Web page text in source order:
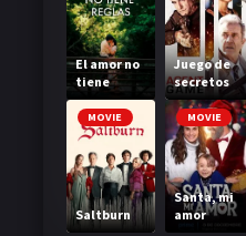
El amor no
tiene
reglas
Juego de
secretos
MOVIE
Saltburn
MOVIE
Santa, mi
amor